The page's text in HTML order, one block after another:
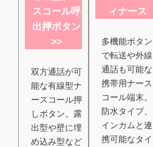
スコール呼
出押ボタン
>>
双方通話が可
能な有線型ナ
ースコール押
しボタン。露
出型や壁に埋
め込み型など
ィナース
多機能ボタン
で転送や外線
通話も可能な
携帯用ナース
コール端末。
防水タイプ、
インカムと連
携可能なタイ